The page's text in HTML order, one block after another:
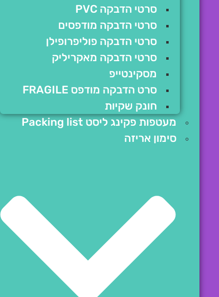
סרטי הדבקה PVC
סרטי הדבקה מודפסים
סרטי הדבקה פוליפרופילן
סרטי הדבקה מאקריליק
מסקינטייפ
סרט הדבקה מודפס FRAGILE
חונק שקיות
מעטפות פקינג ליסט Packing list
סימון אריזה